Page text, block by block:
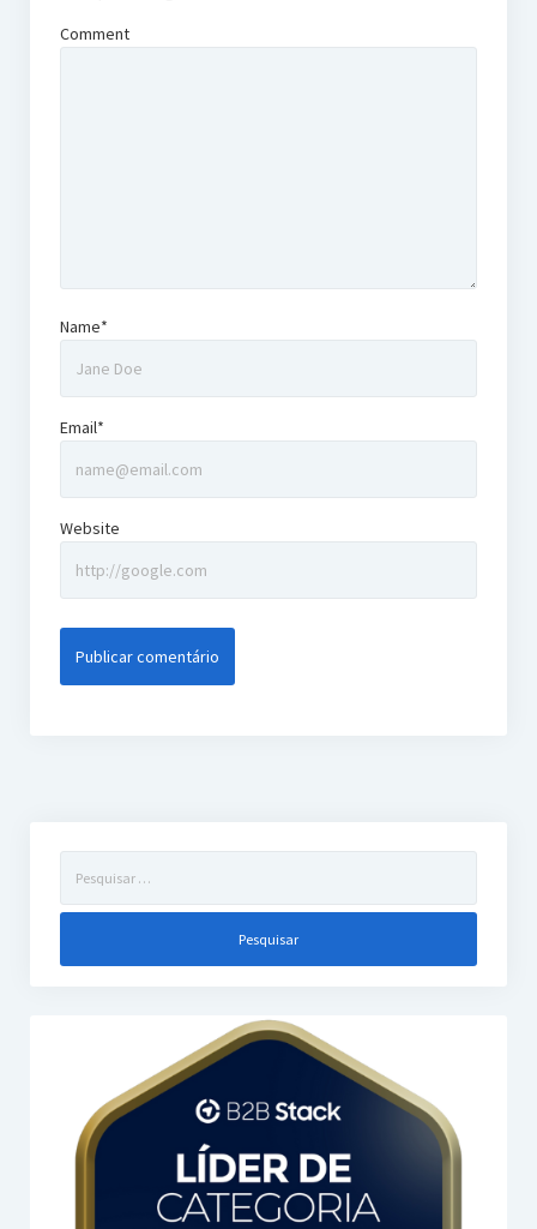
Comment
Name*
Email*
Website
por: